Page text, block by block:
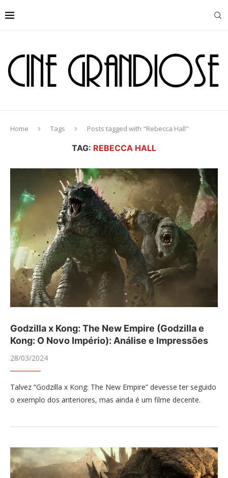
Home Tags Posts tagged with "Rebecca Hall"
TAG: REBECCA HALL
Godzilla x Kong: The New Empire (Godzilla e
Kong: O Novo Império): Análise e Impressões
28/03/2024
Talvez “Godzilla x Kong: The New Empire” devesse ter seguido
o exemplo dos anteriores, mas ainda é um filme decente.